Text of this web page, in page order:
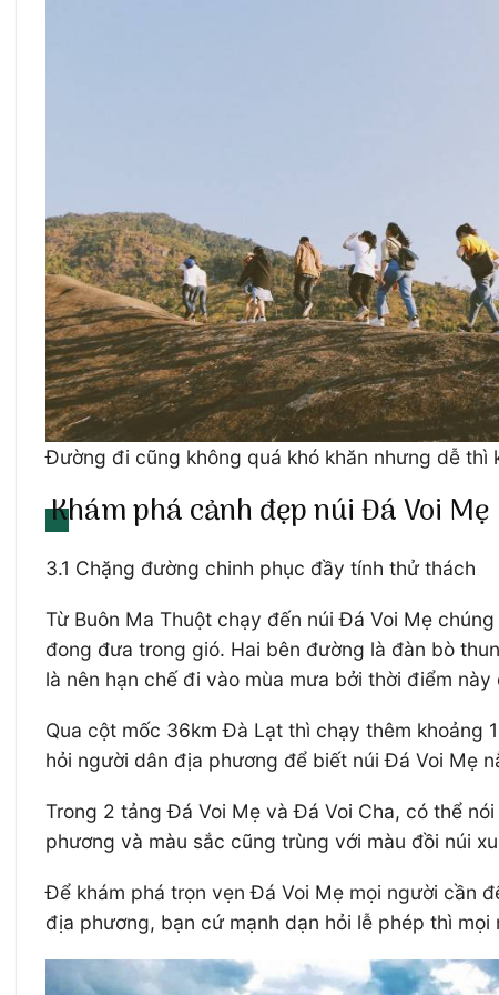
Đường đi cũng không quá khó khăn nhưng dễ thì
Khám phá cảnh đẹp núi Đá Voi Mẹ
3.1 Chặng đường chinh phục đầy tính thử thách
Từ Buôn Ma Thuột chạy đến núi Đá Voi Mẹ
đong đưa trong gió. Hai bên đường là đàn bò
là nên hạn chế đi vào mùa mưa bởi thời điểm
Qua cột mốc 36km Đà Lạt thì chạy thêm khoảng
hỏi người dân địa phương để biết núi Đá Voi Mẹ
Trong 2 tảng Đá Voi Mẹ và Đá Voi Cha, có thể
phương và màu sắc cũng trùng với màu đồi núi
Để khám phá trọn vẹn Đá Voi Mẹ mọi người cần
địa phương, bạn cứ mạnh dạn hỏi lễ phép thì